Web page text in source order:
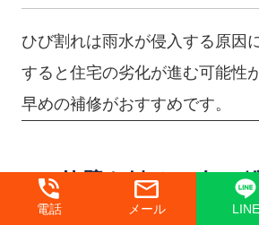
ひび割れは雨水が侵入する原因
すると住宅の劣化が進む可能性
早めの補修がおすすめです。
Q9 外壁を触ると白い
はなぜですか？
電話 メール LINE